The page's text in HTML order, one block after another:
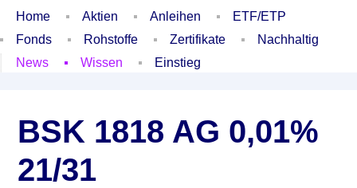
Home Aktien Anleihen
ETF/ETP
Fonds
Rohstoffe Zertifikate
Nachhaltig
News
Wissen Einstieg
BSK 1818 AG 0,01%
21/31